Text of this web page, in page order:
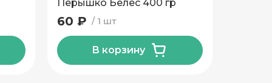
Перышко Белес 400 гр
1 шт
60 ₽
В корзину